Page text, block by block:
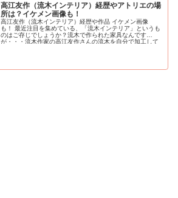
高江友作（流木インテリア）経歴やアトリエの場
所は？イケメン画像も！
高江友作（流木インテリア）経歴や作品 イケメン画像
も！ 最近注目を集めている、「流木インテリア」というも
のはご存じでしょうか？流木で作られた家具なんです
が・・・流木作家の高江友作さんの流木を自分で加工して